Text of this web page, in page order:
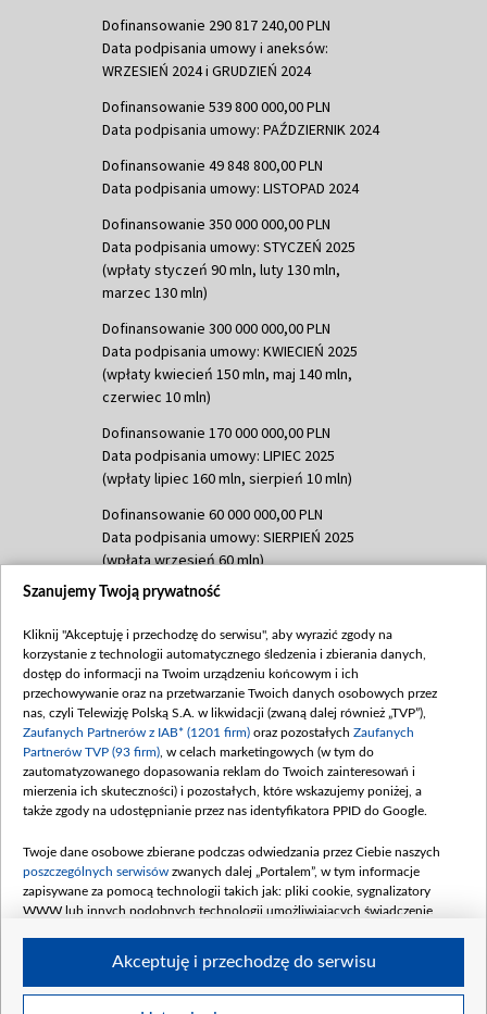
Dofinansowanie 290 817 240,00 PLN
Data podpisania umowy i aneksów:
WRZESIEŃ 2024 i GRUDZIEŃ 2024
Dofinansowanie 539 800 000,00 PLN
Data podpisania umowy: PAŹDZIERNIK 2024
Dofinansowanie 49 848 800,00 PLN
Data podpisania umowy: LISTOPAD 2024
Dofinansowanie 350 000 000,00 PLN
Data podpisania umowy: STYCZEŃ 2025
(wpłaty styczeń 90 mln, luty 130 mln,
marzec 130 mln)
Dofinansowanie 300 000 000,00 PLN
Data podpisania umowy: KWIECIEŃ 2025
(wpłaty kwiecień 150 mln, maj 140 mln,
czerwiec 10 mln)
Dofinansowanie 170 000 000,00 PLN
Data podpisania umowy: LIPIEC 2025
(wpłaty lipiec 160 mln, sierpień 10 mln)
Dofinansowanie 60 000 000,00 PLN
Data podpisania umowy: SIERPIEŃ 2025
(wpłata wrzesień 60 mln)
Dofinansowanie 635 783 051,21 PLN
(wpłata wrzesień 100 mln, październik 350
mln, listopad 265 mln)
Dofinansowanie 48 862 000,00 PLN
Data podpisania umowy: GRUDZIEŃ 2025
(wpłata grudzień 60,548 mln)
Dofinansowanie 900 000 000,00 PLN
Data podpisania umowy: LUTY 2026 (wpłata
kwiecień 180 mln, 7 maja 180 mln, 8
czerwca 90 mln)
Dofinansowanie 250 000 000,00 PLN
4 sierpnia 250 mln
Szanujemy Twoją prywatność
Kliknij "Akceptuję i przechodzę do serwisu", aby wyrazić zgody na
korzystanie z technologii automatycznego śledzenia i zbierania danych,
dostęp do informacji na Twoim urządzeniu końcowym i ich
przechowywanie oraz na przetwarzanie Twoich danych osobowych przez
nas, czyli Telewizję Polską S.A. w likwidacji (zwaną dalej również „TVP”),
Zaufanych Partnerów z IAB* (1201 firm) oraz pozostałych Zaufanych
Partnerów TVP (93 firm) , w celach marketingowych (w tym do
zautomatyzowanego dopasowania reklam do Twoich zainteresowań i
mierzenia ich skuteczności) i pozostałych, które wskazujemy poniżej, a
także zgody na udostępnianie przez nas identyfikatora PPID do Google.
Twoje dane osobowe zbierane podczas odwiedzania przez Ciebie naszych
poszczególnych serwisów zwanych dalej „Portalem”, w tym informacje
zapisywane za pomocą technologii takich jak: pliki cookie, sygnalizatory
WWW lub innych podobnych technologii umożliwiających świadczenie
Twoje dane osobowe zbierane podczas odwiedzania przez Ciebie
Akceptuję i przechodzę do serwisu